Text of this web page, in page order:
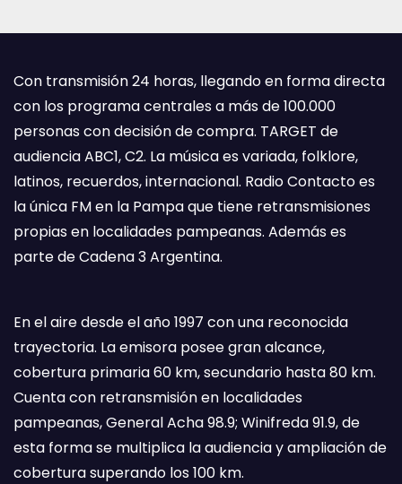
Con transmisión 24 horas, llegando en forma directa
con los programa centrales a más de 100.000
personas con decisión de compra. TARGET de
audiencia ABC1, C2. La música es variada, folklore,
latinos, recuerdos, internacional. Radio Contacto es
la única FM en la Pampa que tiene retransmisiones
propias en localidades pampeanas. Además es
parte de Cadena 3 Argentina.
En el aire desde el año 1997 con una reconocida
trayectoria. La emisora posee gran alcance,
cobertura primaria 60 km, secundario hasta 80 km.
Cuenta con retransmisión en localidades
pampeanas, General Acha 98.9; Winifreda 91.9, de
esta forma se multiplica la audiencia y ampliación de
cobertura superando los 100 km.